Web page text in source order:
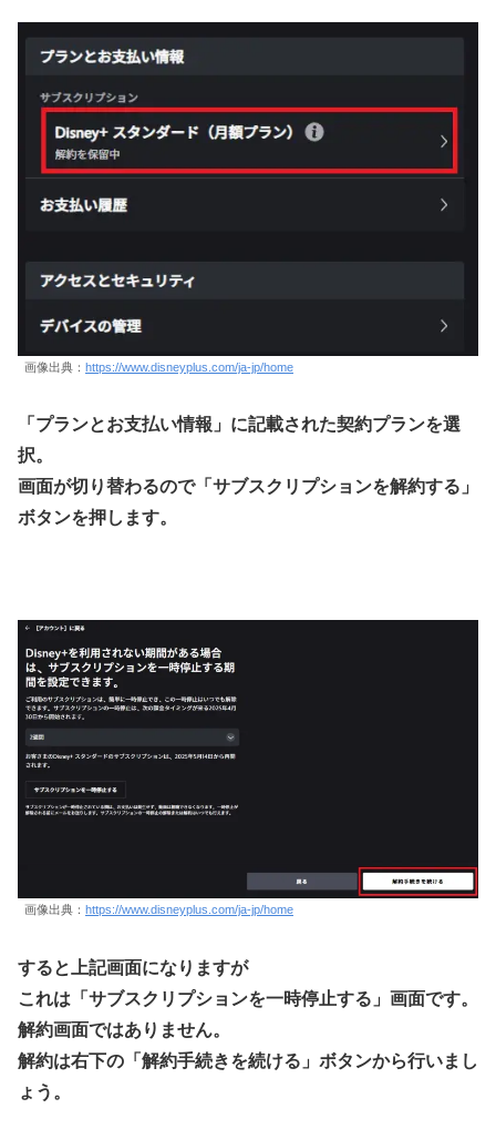
画像出典： https://www.disneyplus.com/ja-jp/home
「プランとお支払い情報」に記載された契約プランを選
択。
画面が切り替わるので「サブスクリプションを解約する」
ボタンを押します。
画像出典： https://www.disneyplus.com/ja-jp/home
すると上記画面になりますが
これは「サブスクリプションを一時停止する」画面です。
解約画面ではありません。
解約は右下の「解約手続きを続ける」ボタンから行いまし
ょう。